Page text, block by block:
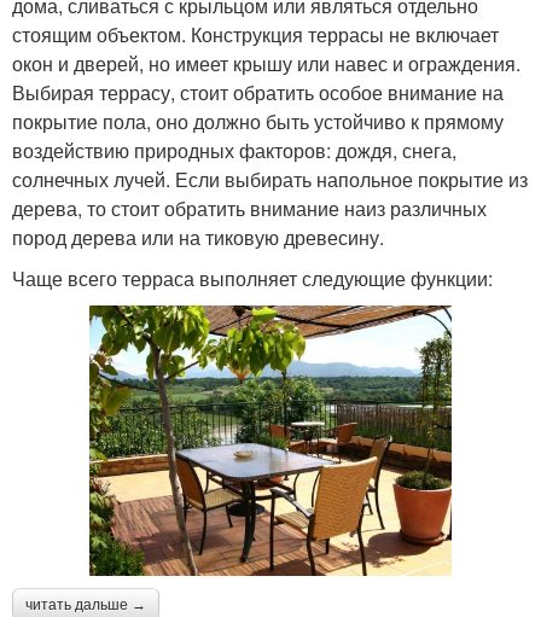
стоящим объектом. Конструкция террасы не включает
окон и дверей, но имеет крышу или навес и ограждения.
Выбирая террасу, стоит обратить особое внимание на
покрытие пола, оно должно быть устойчиво к прямому
воздействию природных факторов: дождя, снега,
солнечных лучей. Если выбирать напольное покрытие из
дерева, то стоит обратить внимание наиз различных
пород дерева или на тиковую древесину.
Чаще всего терраса выполняет следующие функции:
читать дальше →